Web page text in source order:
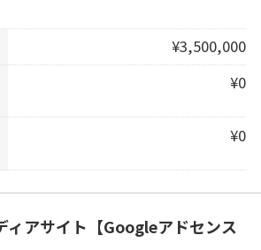
¥3,500,000
¥0
¥0
ィアサイト【Googleアドセンス